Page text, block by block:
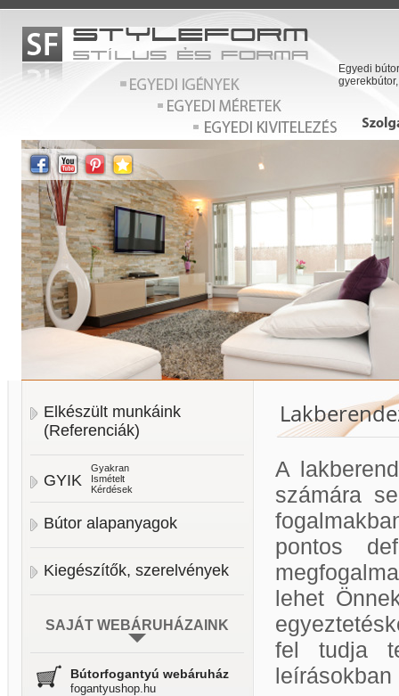
Egyedi
Elkészült munkáink
(Referenciák)
GYIK
Gyakran
Ismételt
Kérdések
Bútor alapanyagok
Kiegészítők, szerelvények
SAJÁT WEBÁRUHÁZAINK
Bútorfogantyú webáruház
fogantyushop.hu
A
számára
pontos
lehet
fel tudja